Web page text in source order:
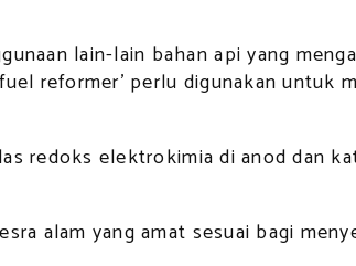
lain-lain bahan api yang
reformer' perlu digunakan untuk
redoks elektrokimia di anod dan
alam yang amat sesuai bagi